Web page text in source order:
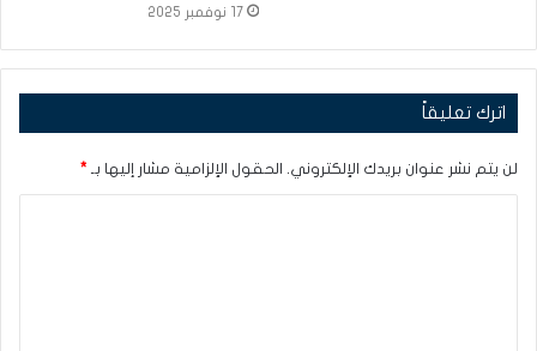
17 نوفمبر 2025
اترك تعليقاً
لن يتم نشر عنوان بريدك الإلكتروني. الحقول الإلزامية مشار إليها بـ *